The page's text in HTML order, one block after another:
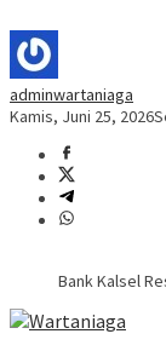
adminwartaniaga
Kamis, Juni 25, 2026
Bank Kalsel